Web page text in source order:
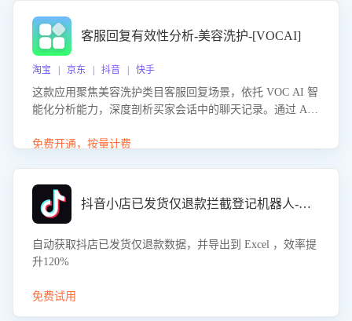
客服回复有效性分析-美容洗护-[VOCAI]
淘宝 | 京东 | 抖音 | 快手
这款应用聚焦美容洗护类目客服回复场景，依托 VOC AI 智
能化分析能力，深度剖析买家会话中的聊天记录。通过 AI
答的有效性与完整性，输出针对性改进策略，助力商家快速
免费开通，按量计费
抖音小店已发货仅退款拦截登记机器人-八爪鱼
自动获取抖店已发货仅退款数据，并导出到 Excel ，效率提
升120%
免费试用